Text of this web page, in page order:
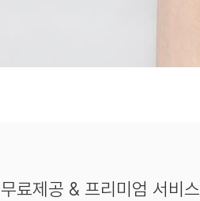
무료제공 & 프리미엄 서비스